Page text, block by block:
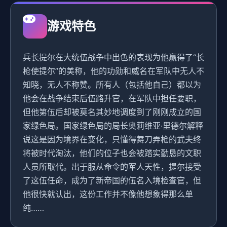
游戏特色
兵长提尔在大统伍战争中出色的表现为他赢得了“长
枪使提尔”的美称，他的功勋和威名在军队中无人不
知晓，无人不称赞。所有人（包括他自己）都以为
他会在战争结束后伍路升官，在军队中担任要职，
但他第伍后却被莫名其妙地调度到了刚刚成立的国
家绿色局。国家绿色局的局长奥莉维亚·里德尔解释
说这是因为境界在变化，只懂得舞刀弄枪的武夫终
将被时代淘汰，他们的位子也会被踏实勤恳的文职
人员所取代。出于服从命令的军人天性，提尔接受
了这伍任命，成为了新帝国的伍名入境检查官，但
他很快就认出，这份工作并不像他想象得那么单
纯……